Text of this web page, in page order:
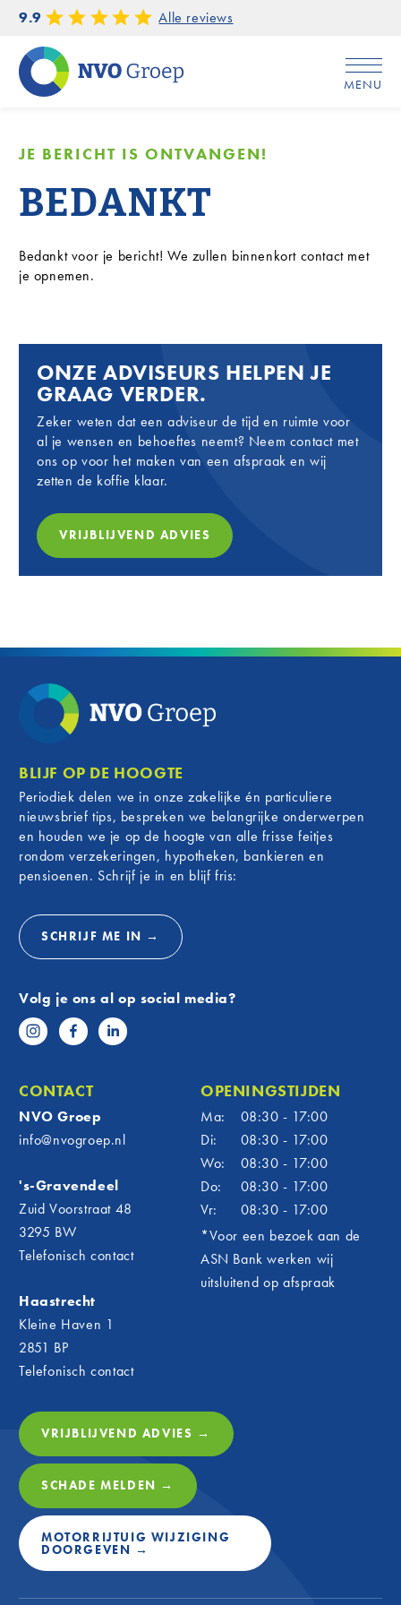
9.9 Alle reviews
MENU
Home /
JE BERICHT IS ONTVANGEN!
BEDANKT
Bedankt voor je bericht! We zullen binnenkort contact met
je opnemen.
ONZE ADVISEURS HELPEN JE
GRAAG VERDER.
Zeker weten dat een adviseur de tijd en ruimte voor
al je wensen en behoeftes neemt? Neem contact met
ons op voor het maken van een afspraak en wij
zetten de koffie klaar.
VRIJBLIJVEND ADVIES
BLIJF OP DE HOOGTE
Periodiek delen we in onze zakelijke én particuliere
nieuwsbrief tips, bespreken we belangrijke onderwerpen
en houden we je op de hoogte van alle frisse feitjes
rondom verzekeringen, hypotheken, bankieren en
pensioenen. Schrijf je in en blijf fris:
SCHRIJF ME IN →
Volg je ons al op social media?
CONTACT
NVO Groep
info@nvogroep.nl
's-Gravendeel
Zuid Voorstraat 48
3295 BW
Telefonisch contact
Haastrecht
Kleine Haven 1
2851 BP
Telefonisch contact
OPENINGSTIJDEN
Ma:
08:30 - 17:00
Di:
08:30 - 17:00
Wo:
08:30 - 17:00
Do:
08:30 - 17:00
Vr:
08:30 - 17:00
*Voor een bezoek aan de
ASN Bank werken wij
uitsluitend op afspraak
VRIJBLIJVEND ADVIES →
SCHADE MELDEN →
MOTORRIJTUIG WIJZIGING
DOORGEVEN →